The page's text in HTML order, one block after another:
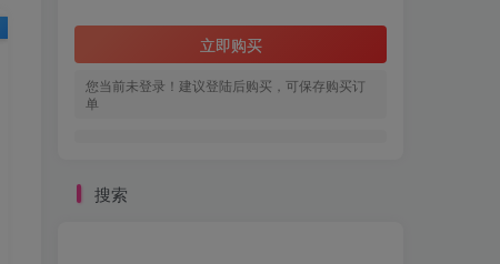
立即购买
您当前未登录！建议登陆后购买，可保存购买订
单
搜索